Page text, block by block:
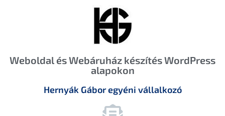
Weboldal és Webáruház készítés WordPress
alapokon
Hernyák Gábor egyéni vállalkozó